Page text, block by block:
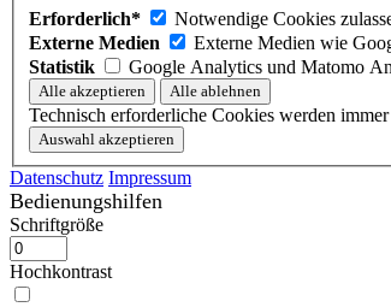
Erforderlich*
Notwendige Cookies
Externe Medien
Externe Medien wie
Statistik
Google Analytics und Matomo
Technisch erforderliche Cookies werden immer
Datenschutz Impressum
Bedienungshilfen
Schriftgröße
Hochkontrast